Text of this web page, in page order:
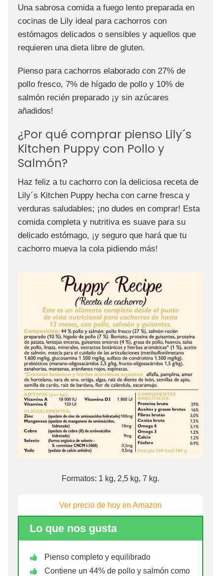
Una sabrosa comida a fuego lento preparada en
cocinas de Lily ideal para cachorros con
estómagos delicados o sensibles y aquellos que
requieren una dieta libre de gluten.
Pienso para cachorros elaborado con 27% de
pollo fresco, 7% de hígado de pollo y 10% de
salmón recién preparado ¡y sin azúcares
añadidos!
¿Por qué comprar pienso Lily´s
Kitchen Puppy con Pollo y
Salmón?
Haz feliz a tu cachorro con la deliciosa receta de
Lily´s Kitchen Puppy hecha con carne fresca y
verduras saludables; ¡no dudes en comprar! Esta
comida completa y nutritiva es suave para su
delicado estómago, ¡y seguro que hará que tu
cachorro mueva la cola pidiendo más!
Formatos: 1 kg, 2,5 kg, 7 kg.
Ver precio de hoy en Amazon
Lo que nos gusta
Pienso completo y equilibrado
Contiene un 44% de pollo y salmón como